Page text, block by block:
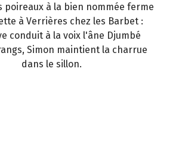
poireaux à la bien nommée ferme
à Verrières chez les Barbet :
conduit à la voix l'âne Djumbé
Simon maintient la charrue
dans le sillon.